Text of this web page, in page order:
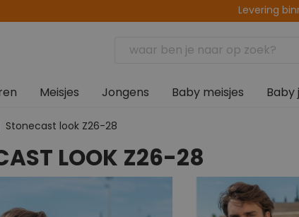
Levering
Meisjes Jongens Baby meisjes Baby
Stonecast look Z26-28
LOOK Z26-28